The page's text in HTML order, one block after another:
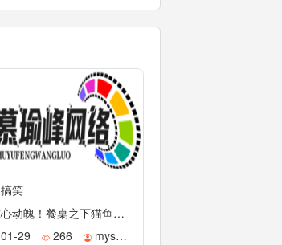
搞笑
惊心动魄！餐桌之下猫鱼攻防战上演
01-29
266 mysmile